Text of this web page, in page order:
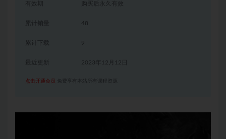
有效期 购买后永久有效
累计销量 48
累计下载 9
2023年12月12日
点击开通会员 免费享有本站所有课程资源